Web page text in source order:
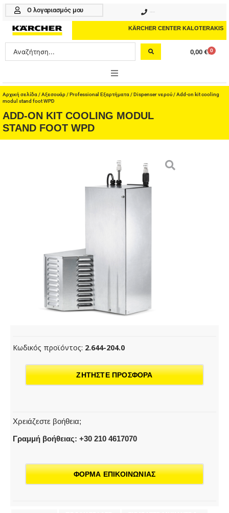
Μετάβαση
περιεχόμενο
Ο λογαριασμός μου
KÄRCHER CENTER KALOTERAKIS
Search
...
0,00 € 0
Cart
ONLINE SHOP
HOME & GARDEN
PROFESSIONAL
Αρχική σελίδα /Αξεσουάρ/Professional Εξαρτήματα /Dispenser νερού/ Add-on kit cooling
modul stand foot WPD
ADD-ON KIT COOLING MODUL
STAND FOOT WPD
Κωδικός προϊόντος: 2.644-204.0
ΖΗΤΗΣΤΕ ΠΡΟΣΦΟΡΑ
Χρειάζεστε βοήθεια;
Γραμμή βοήθειας: +30 210 4617070
ΦΟΡΜΑ ΕΠΙΚΟΙΝΩΝΙΑΣ